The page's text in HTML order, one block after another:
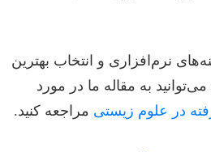
نرم‌افزاری و انتخاب بهترین
می‌توانید به مقاله ما در مورد
در علوم زیستی مراجعه کنید.